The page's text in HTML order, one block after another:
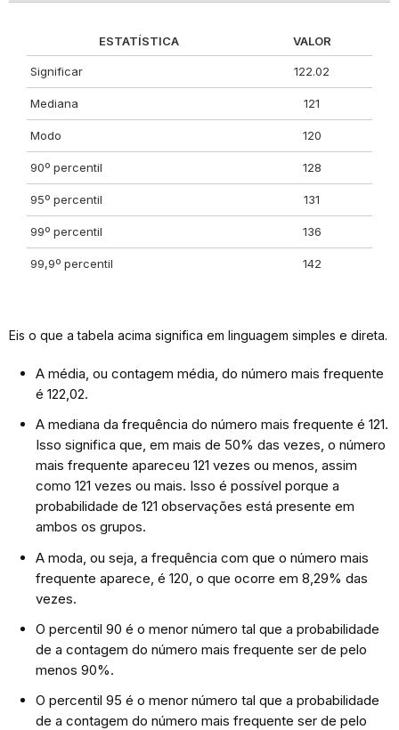
ESTATÍSTICA VALOR
Significar 122.02
Mediana 121
Modo 120
90º percentil 128
95º percentil 131
99º percentil 136
99,9º percentil 142
Eis o que a tabela acima significa em linguagem simples e direta.
A média, ou contagem média, do número mais frequente
é 122,02.
A mediana da frequência do número mais frequente é 121.
Isso significa que, em mais de 50% das vezes, o número
mais frequente apareceu 121 vezes ou menos, assim
como 121 vezes ou mais. Isso é possível porque a
probabilidade de 121 observações está presente em
ambos os grupos.
A moda, ou seja, a frequência com que o número mais
frequente aparece, é 120, o que ocorre em 8,29% das
vezes.
O percentil 90 é o menor número tal que a probabilidade
de a contagem do número mais frequente ser de pelo
menos 90%.
O percentil 95 é o menor número tal que a probabilidade
de a contagem do número mais frequente ser de pelo